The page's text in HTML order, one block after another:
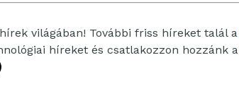
világában! További friss híreket talál a
híreket és csatlakozzon hozzánk a